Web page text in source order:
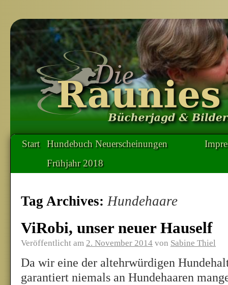
Start
Hundebuch Neuerscheinungen
Frühjahr 2018
Tag Archives:Hundehaare
ViRobi, unser neuer Hauself
Veröffentlicht am 2. November 2014 von Sabine Thiel
Da wir eine der altehrwürdigen
garantiert niemals an Hundehaaren